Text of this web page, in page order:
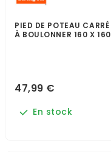
PIED DE POTEAU CARRÉ
À BOULONNER 160 X 160
47,99 €
En stock